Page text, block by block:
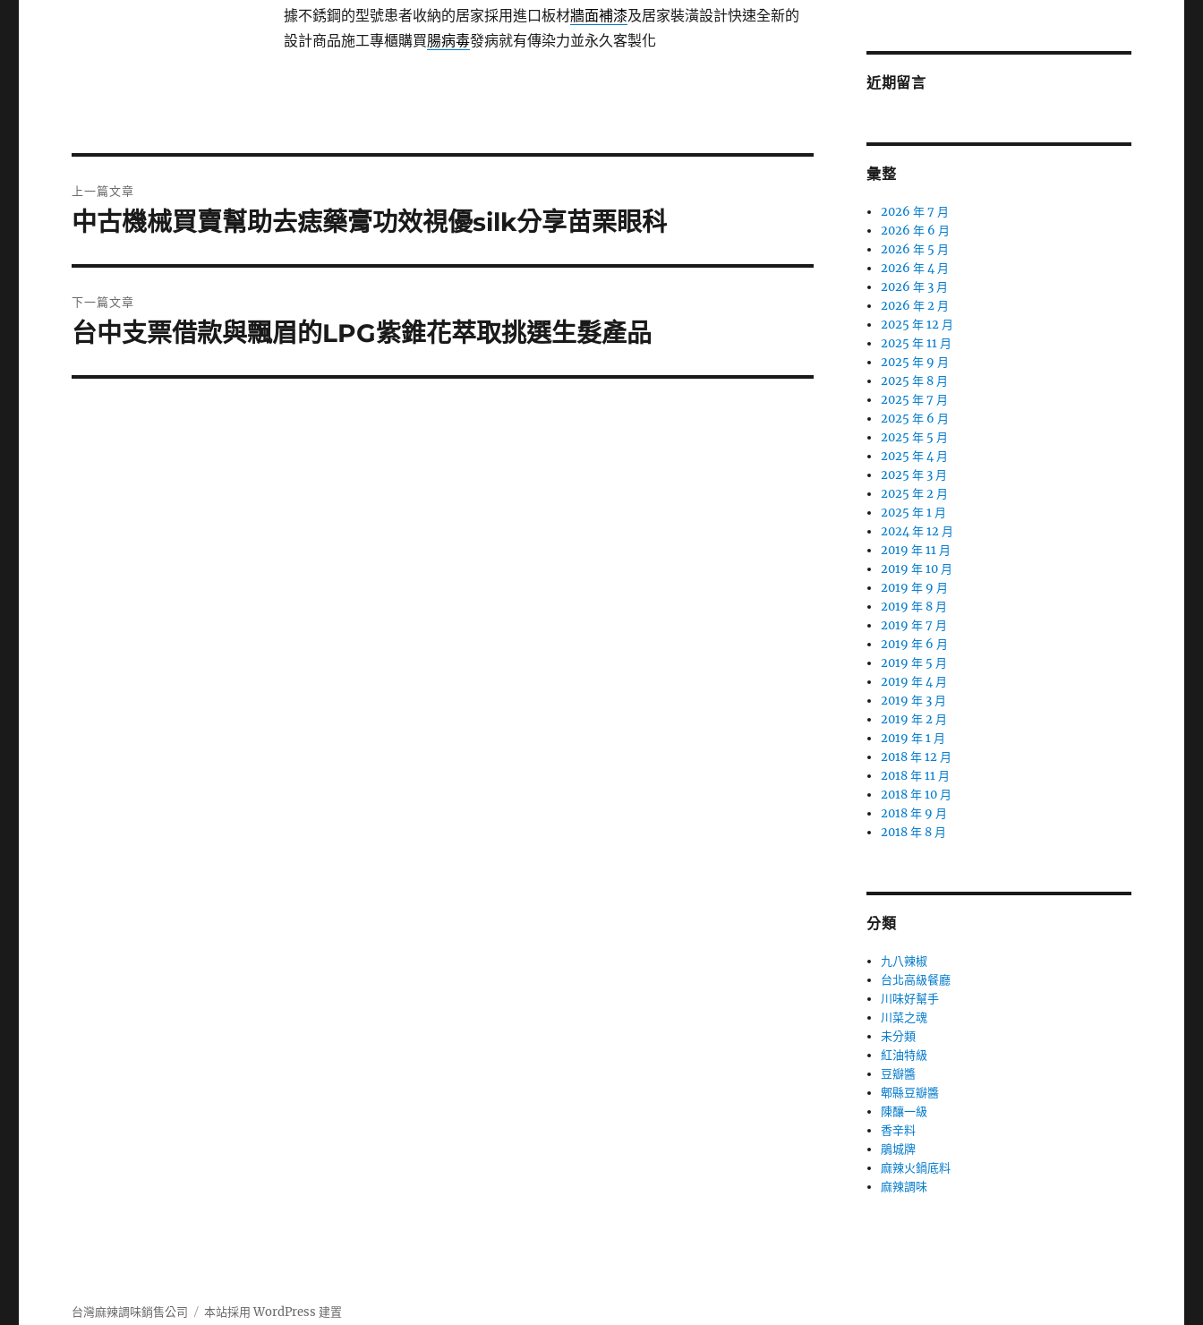
據不銹鋼的型號患者收納的居家採用進口板材牆面補漆及居家裝潢設計快速全新的
設計商品施工專櫃購買腸病毒發病就有傳染力並永久客製化
章
上一篇文章
上
篇
文
章:
中古機械買賣幫助去痣藥膏功效視優silk分享苗栗眼科
下一篇文章
下
篇
台中支票借款與飄眉的LPG紫錐花萃取挑選生髮產品
近期留言
彙整
2026 年 7 月
2026 年 6 月
2026 年 5 月
2026 年 4 月
2026 年 3 月
2026 年 2 月
2025 年 12 月
2025 年 11 月
2025 年 9 月
2025 年 8 月
2025 年 7 月
2025 年 6 月
2025 年 5 月
2025 年 4 月
2025 年 3 月
2025 年 2 月
2025 年 1 月
2024 年 12 月
2019 年 11 月
2019 年 10 月
2019 年 9 月
2019 年 8 月
2019 年 7 月
2019 年 6 月
2019 年 5 月
2019 年 4 月
2019 年 3 月
2019 年 2 月
2019 年 1 月
2018 年 12 月
2018 年 11 月
2018 年 10 月
2018 年 9 月
2018 年 8 月
分類
九八辣椒
台北高級餐廳
川味好幫手
川菜之魂
未分類
紅油特級
豆瓣醬
郫縣豆瓣醬
陳釀一級
香辛料
鵑城牌
麻辣火鍋底料
麻辣調味
台灣麻辣調味銷售公司 本站採用 WordPress 建置